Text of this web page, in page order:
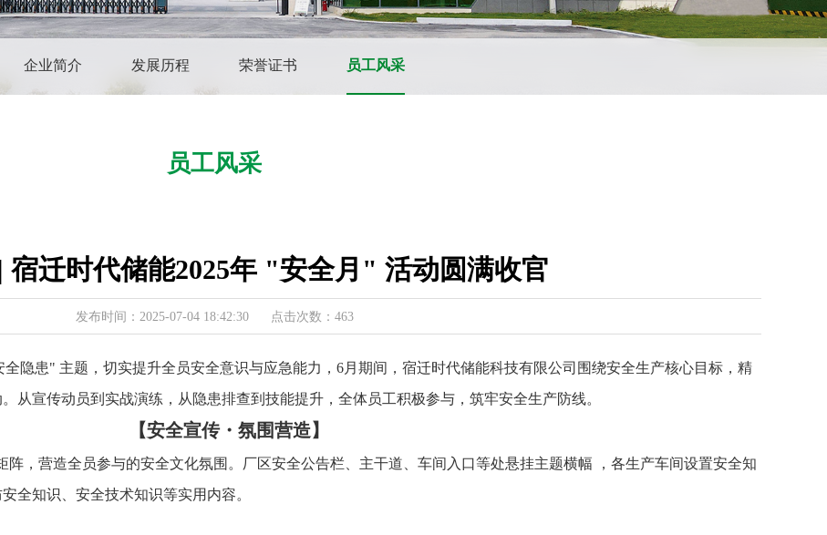
企业简介 发展历程 荣誉证书 员工风采
员工风采
宿迁时代储能2025年 "安全月" 活动圆满收官
发布时间：2025-07-04 18:42:30 点击次数：463
隐患" 主题，切实提升全员安全意识与应急能力，6月期间，宿迁时代储能科技有限公司围绕安全生产核心目标，精
从宣传动员到实战演练，从隐患排查到技能提升，全体员工积极参与，筑牢安全生产防线。
【安全宣传・氛围营造】
，营造全员参与的安全文化氛围。厂区安全公告栏、主干道、车间入口等处悬挂主题横幅 ，各生产车间设置安全知
全知识、安全技术知识等实用内容。